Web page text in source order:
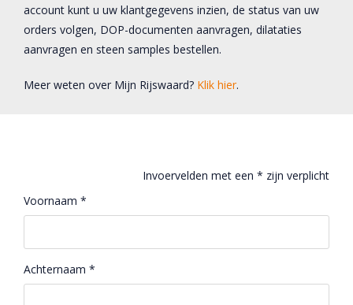
account kunt u uw klantgegevens inzien, de status van uw
orders volgen, DOP-documenten aanvragen, dilataties
aanvragen en steen samples bestellen.
Meer weten over Mijn Rijswaard? Klik hier.
Invoervelden met een * zijn verplicht
Voornaam *
Achternaam *